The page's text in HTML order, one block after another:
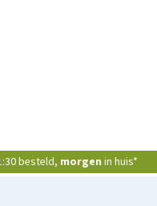
besteld, morgen in huis*